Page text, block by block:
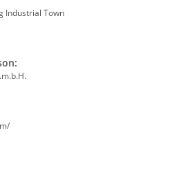
Industrial Town